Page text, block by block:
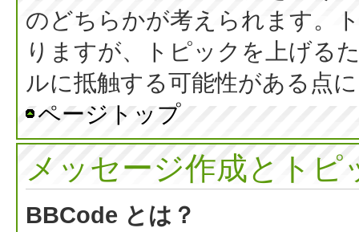
のどちらかが考えられます。
りますが、トピックを上げる
ルに抵触する可能性がある点
ページトップ
メッセージ作成とトピ
BBCode とは？